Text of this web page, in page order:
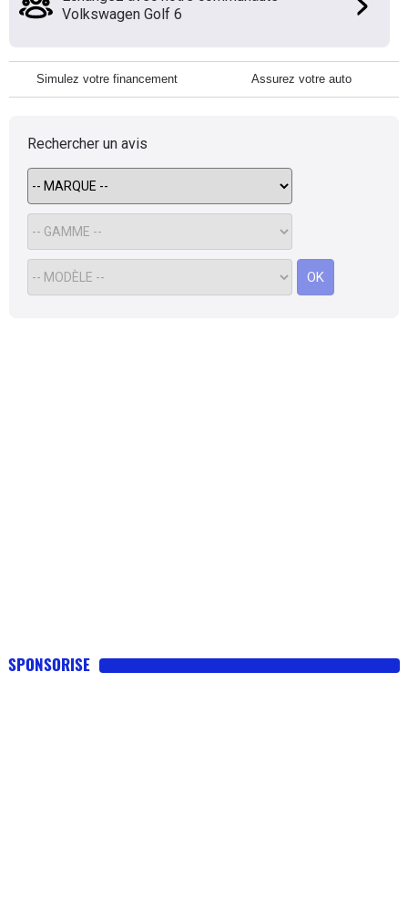
Volkswagen Golf 6
Simulez votre financement Assurez votre auto
Rechercher un avis
OK
SPONSORISE